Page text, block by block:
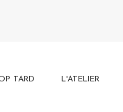
TARD L'ATELIER